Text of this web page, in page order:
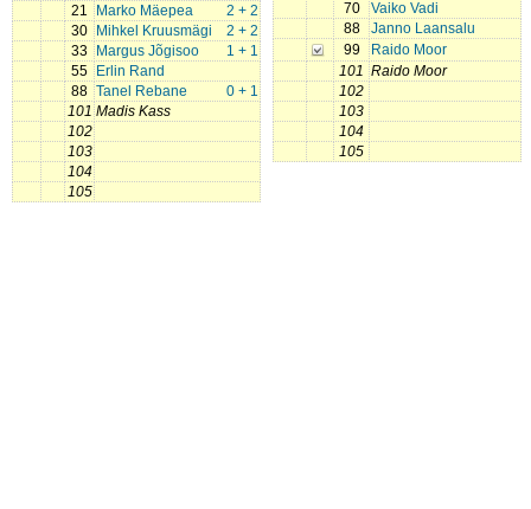
21
2 + 2
Marko Mäepea
30
2 + 2
Mihkel Kruusmägi
33
1 + 1
Margus Jõgisoo
55
Erlin Rand
88
0 + 1
Tanel Rebane
101 Madis Kass
102
103
104
105
70
Vaiko Vadi
88
Janno Laansalu
99
Raido Moor
101 Raido Moor
102
103
104
105